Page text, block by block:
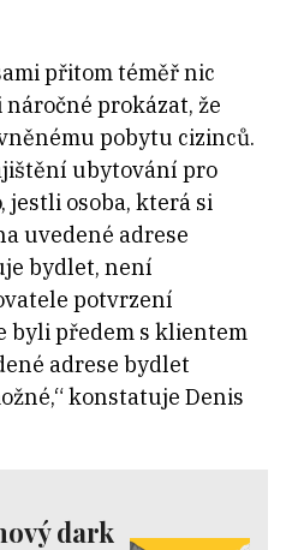
přitom téměř nic
prokázat, že
pobytu cizinců.
ubytování pro
jestli osoba, která si
uvedené adrese
bydlet, není
potvrzení
byli předem s klientem
adrese bydlet
konstatuje Denis
dark